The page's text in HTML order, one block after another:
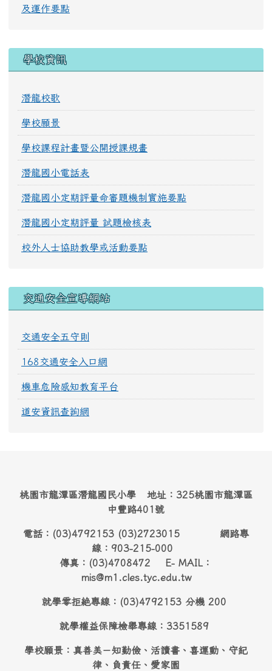
及運作要點
學校資訊
潛龍校歌
學校願景
學校課程計畫暨公開授課規畫
潛龍國小電話表
潛龍國小定期評量命審題機制實施要點
潛龍國小定期評量 試題檢核表
校外人士協助教學或活動要點
交通安全宣導網站
交通安全五守則
168交通安全入口網
機車危險感知教育平台
道安資訊查詢網
桃園市龍潭區潛龍國民小學 地址：325桃園市龍潭區
中豐路401號
電話：(03)4792153 (03)2723015 網路專
線：903-215-000
傳真：(03)4708472 E- MAIL：
mis@m1.cles.tyc.edu.tw
就學零拒絶專線：(03)4792153 分機 200
就學權益保障檢舉專線：3351589
學校願景：真善美－知勤儉、活讀書、喜運動、守紀
律、負責任、愛家園